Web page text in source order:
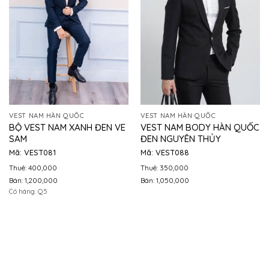
VEST NAM HÀN QUỐC
BỘ VEST NAM XANH ĐEN VE
SAM
Mã: VEST081
Thuê: 400,000
Bán: 1,200,000
Có hàng: Q.5
VEST NAM HÀN QUỐC
VEST NAM BODY HÀN QUỐC
ĐEN NGUYÊN THỦY
Mã: VEST088
Thuê: 350,000
Bán: 1,050,000